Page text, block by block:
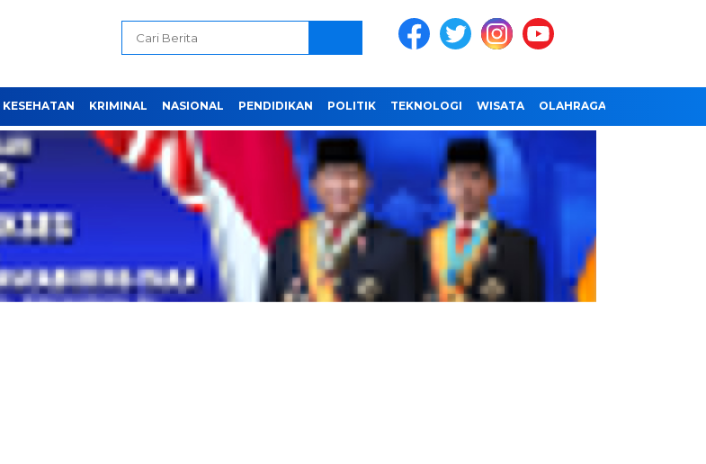
KESEHATAN KRIMINAL NASIONAL PENDIDIKAN POLITIK TEKNOLOGI WISATA OLAHRAGA